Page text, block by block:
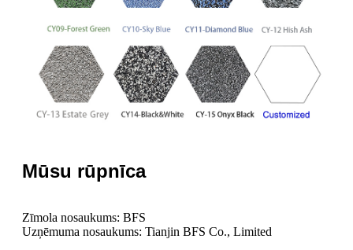
Mūsu rūpnīca
Zīmola nosaukums: BFS
Uzņēmuma nosaukums: Tianjin BFS Co., Limited